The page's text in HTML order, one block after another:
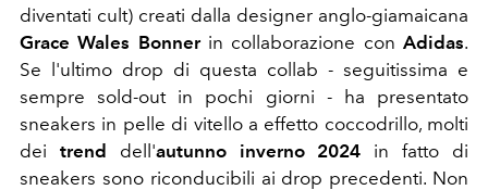
diventati cult) creati dalla designer anglo-giamaicana
Grace Wales Bonnerin collaborazione conAdidas.
Se l'ultimo drop di questa collab - seguitissima e
sempre sold-out in pochi giorni - ha presentato
sneakers in pelle di vitello a effetto coccodrillo, molti
dei trend dell'autunno inverno 2024 in fatto di
sneakers sono riconducibili ai drop precedenti. Non